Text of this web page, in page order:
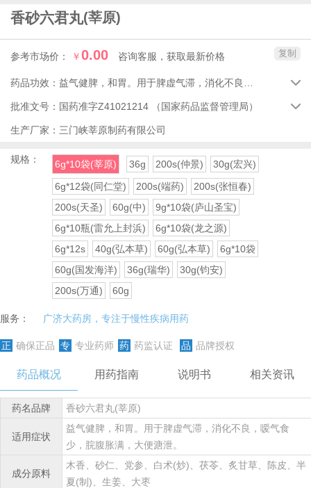
香砂六君丸(莘原)
参考市场价： ￥0.00 咨询客服，获取最新价格 复制
药品功效： 
批准文号： 国药准字Z41021214 （国家药品监督管理局） 
生产厂家： 三门峡莘原制药有限公司
规格： 6g*10袋(莘原) 36g 200s(仲景)
30g(宏兴)
6g*12袋(同仁堂)
200s(端药)
200s(张恒春)
200s(天圣)
60g(中)
9g*10袋(庐山圣宝)
6g*10瓶(雷允上封浜)
6g*10袋(龙之源)
6g*12s
40g(弘本草) 60g(弘本草)
6g*10袋
60g(国发海洋)
36g(瑞华)
30g(钧安)
200s(万通)
60g
服务： 广济大药房，专注于慢性疾病用药
正 确保正品 专 专业药师 药 药监认证 品 品牌授权
药品概况 用药指南 说明书 相关资讯
药名品牌 香砂六君丸(莘原)
适用症状
益气健脾，和胃。用于脾虚气滞，消化不良，嗳气食
少，脘腹胀满，大便溏泄。
成分原料
木香、砂仁、党参、白术(炒)、茯苓、炙甘草、陈皮、半
夏(制)、生姜、大枣